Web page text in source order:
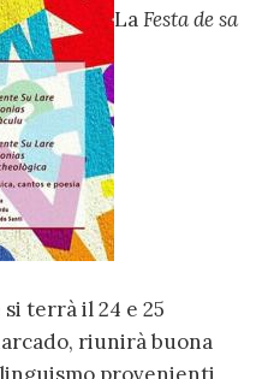
LaFesta de sa
si terrà il 24 e 25
riunirà buona